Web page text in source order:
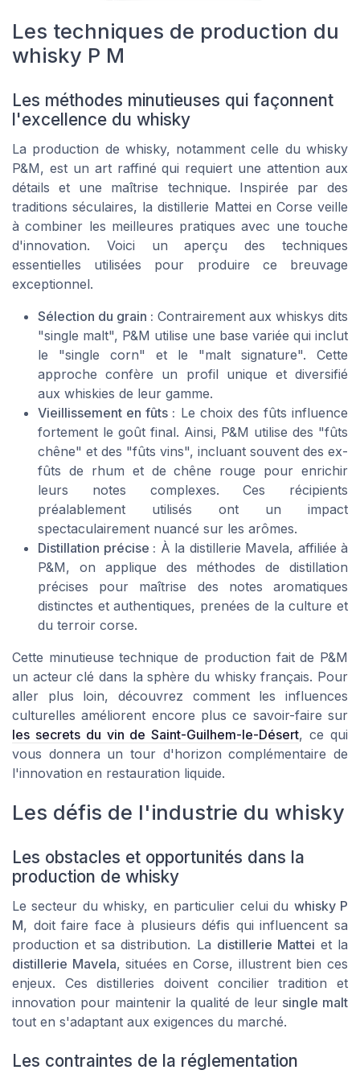
Les techniques de production du
whisky P M
Les méthodes minutieuses qui façonnent
l'excellence du whisky
La production de whisky, notamment celle du whisky
P&M, est un art raffiné qui requiert une attention aux
détails et une maîtrise technique. Inspirée par des
traditions séculaires, la distillerie Mattei en Corse veille
à combiner les meilleures pratiques avec une touche
d'innovation. Voici un aperçu des techniques
essentielles utilisées pour produire ce breuvage
exceptionnel.
Sélection du grain : Contrairement aux whiskys dits
"single malt", P&M utilise une base variée qui inclut
le "single corn" et le "malt signature". Cette
approche confère un profil unique et diversifié
aux whiskies de leur gamme.
Vieillissement en fûts : Le choix des fûts influence
fortement le goût final. Ainsi, P&M utilise des "fûts
chêne" et des "fûts vins", incluant souvent des ex-
fûts de rhum et de chêne rouge pour enrichir
leurs notes complexes. Ces récipients
préalablement utilisés ont un impact
spectaculairement nuancé sur les arômes.
Distillation précise : À la distillerie Mavela, affiliée à
P&M, on applique des méthodes de distillation
précises pour maîtrise des notes aromatiques
distinctes et authentiques, prenées de la culture et
du terroir corse.
Cette minutieuse technique de production fait de P&M
un acteur clé dans la sphère du whisky français. Pour
aller plus loin, découvrez comment les influences
culturelles améliorent encore plus ce savoir-faire sur
les secrets du vin de Saint-Guilhem-le-Désert, ce qui
vous donnera un tour d'horizon complémentaire de
l'innovation en restauration liquide.
Les défis de l'industrie du whisky
Les obstacles et opportunités dans la
production de whisky
Le secteur du whisky, en particulier celui du whisky P
M, doit faire face à plusieurs défis qui influencent sa
production et sa distribution. La distillerie Mattei et la
distillerie Mavela, situées en Corse, illustrent bien ces
enjeux. Ces distilleries doivent concilier tradition et
innovation pour maintenir la qualité de leur single malt
tout en s'adaptant aux exigences du marché.
Les contraintes de la réglementation